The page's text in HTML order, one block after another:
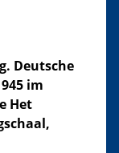
Deutsche
im
Het